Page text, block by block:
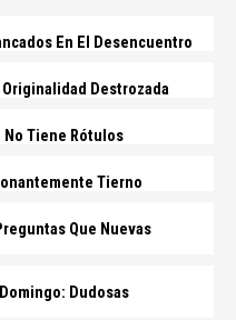
En El Desencuentro
Destrozada
No Tiene Rótulos
Tierno
Que Nuevas
Dudosas